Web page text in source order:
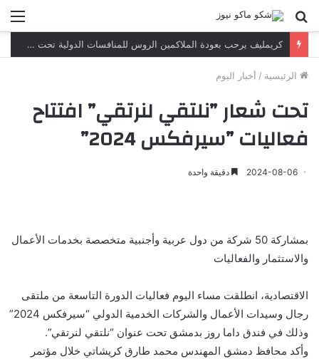
بحث
عن
كريمليف يرحب بعودة الملاكمين الروس للمنافسات الدولية تحت العلم والنشيد الوطنيين
الرئيسية / أخبار اليوم
تحت شعار ”نلتقي لنرتقي” افتتاح
فعاليات ”سيرفكس 2024”
2024-08-06 دقيقة واحدة
بمشاركة 50 شركة من دول عربية وأجنبية متخصصة بخدمات الأعمال
والاستثمار والفعاليات
الاقتصادية، انطلقت مساء اليوم فعاليات الدورة التاسعة من ملتقى
رجال وسيدات الأعمال والشركات الخدمية الدولي “سيرفكس 2024”
وذلك في فندق داما روز بدمشق تحت عنوان “نلتقي لنرتقي”.
وأكد محافظ دمشق المهندس محمد طارق كريشاتي خلال مؤتمر